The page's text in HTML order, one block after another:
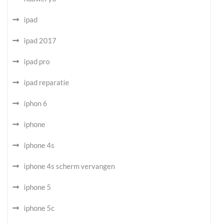
ipad
ipad 2017
ipad pro
ipad reparatie
iphon 6
iphone
iphone 4s
iphone 4s scherm vervangen
iphone 5
iphone 5c